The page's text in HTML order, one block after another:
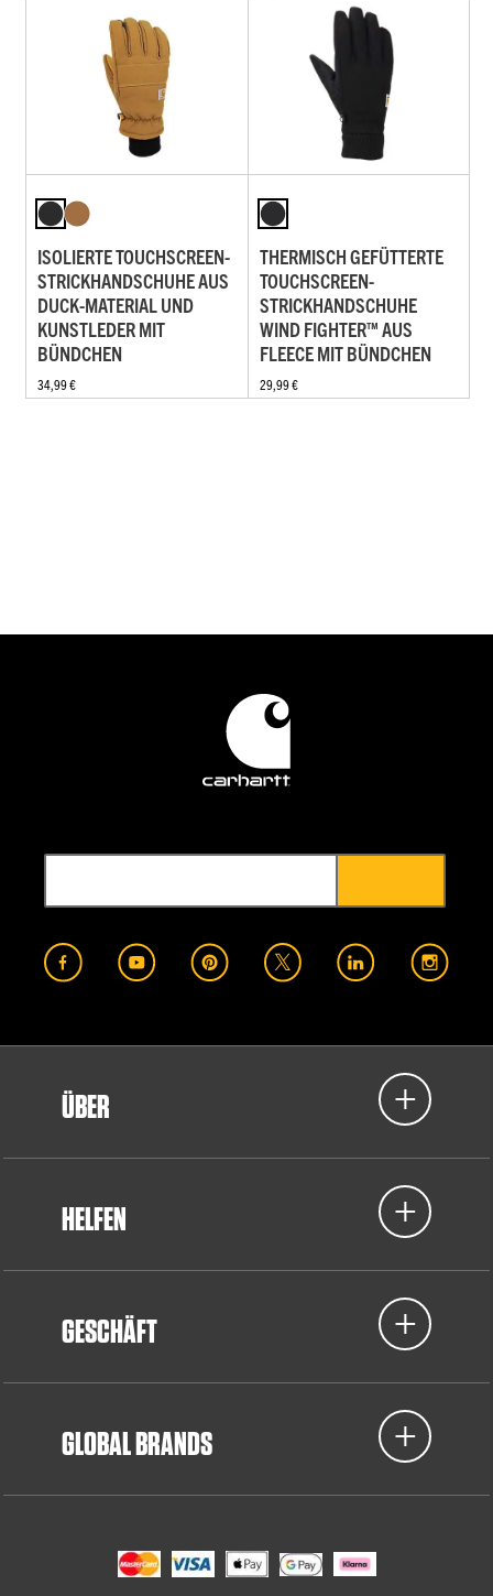
ISOLIERTE TOUCHSCREEN-
STRICKHANDSCHUHE AUS
DUCK-MATERIAL UND
KUNSTLEDER MIT
BÜNDCHEN
34,99 €
THERMISCH GEFÜTTERTE
TOUCHSCREEN-
STRICKHANDSCHUHE
WIND FIGHTER™ AUS
FLEECE MIT BÜNDCHEN
29,99 €
ÜBER
HELFEN
GESCHÄFT
GLOBAL BRANDS